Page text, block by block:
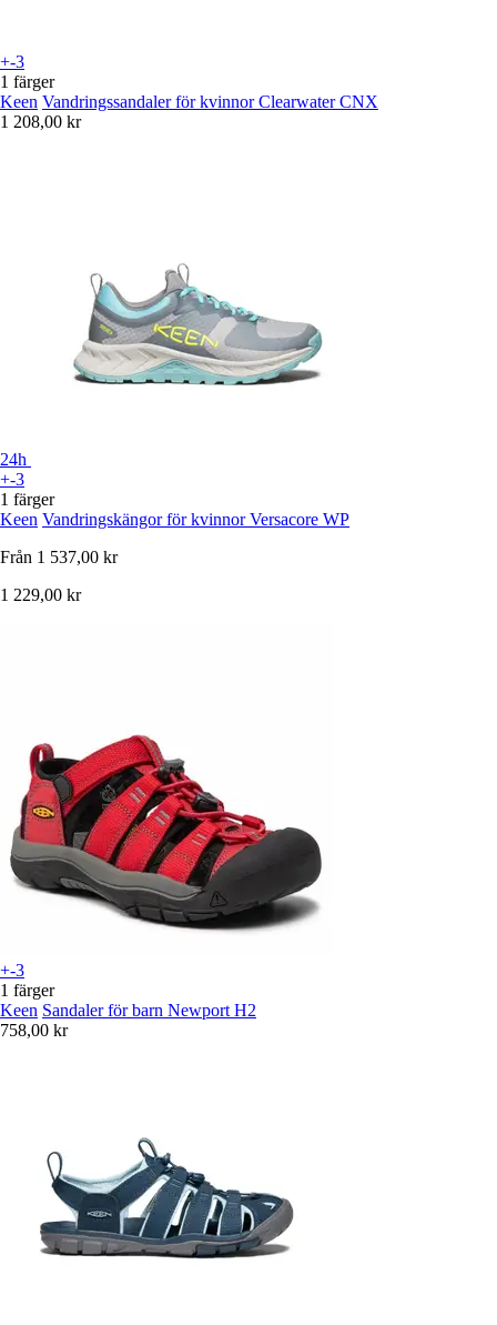
+-3
1 färger
Keen Vandringssandaler för kvinnor Clearwater CNX
1 208,00 kr
24h
+-3
1 färger
Keen Vandringskängor för kvinnor Versacore WP
Från 1 537,00 kr
1 229,00 kr
+-3
1 färger
Keen Sandaler för barn Newport H2
758,00 kr